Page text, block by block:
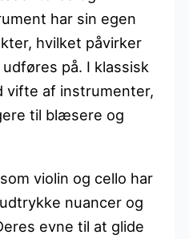
har sin egen
hvilket påvirker
på. I klassisk
vifte af instrumenter,
til blæsere og
violin og cello har
nuancer og
evne til at glide